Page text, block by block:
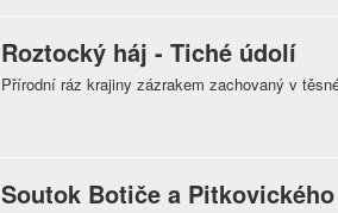
Roztocký háj - Tiché údolí
Přírodní ráz krajiny zázrakem zachovaný v
Soutok Botiče a